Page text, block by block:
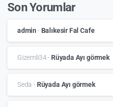
Son Yorumlar
admin - Balıkesir Fal Cafe
Gizemli34- Rüyada Ayı görmek
Seda - Rüyada Ayı görmek